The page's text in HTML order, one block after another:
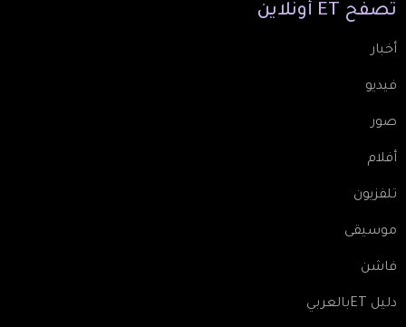
تصفّح ET أونلاين
أخبار
فيديو
صور
أفلام
تلفزيون
موسيقى
فاشن
دليل ETبالعربي